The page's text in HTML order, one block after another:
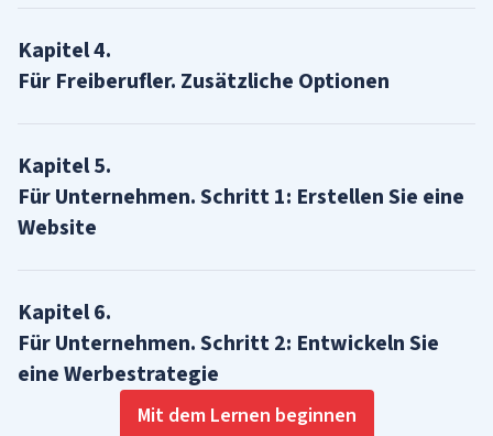
Kapitel4.
Für Freiberufler. Zusätzliche Optionen
Kapitel5.
Für Unternehmen. Schritt 1: Erstellen Sie eine
Website
Kapitel6.
Für Unternehmen. Schritt 2: Entwickeln Sie
eine Werbestrategie
Mit dem Lernen beginnen